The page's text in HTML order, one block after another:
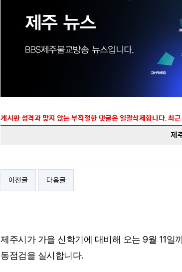
게시판 성격과 맞지 않는 부적절한 댓글은 일괄삭제합니다. 최
제
이전글 다음글
제주시가 가을 신학기에 대비해 오는 9월 11일
동점검을 실시합니다.